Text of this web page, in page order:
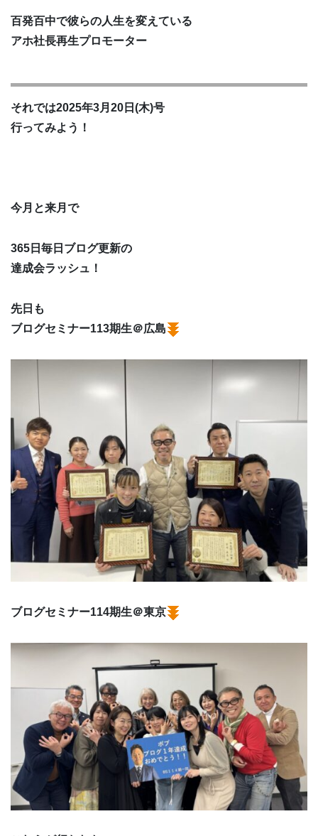
百発百中で彼らの人生を変えている
アホ社長再生プロモーター
それでは2025年3月20日(木)号
行ってみよう！
今月と来月で
365日毎日ブログ更新の
達成会ラッシュ！
先日も
ブログセミナー113期生＠広島
ブログセミナー114期生＠東京